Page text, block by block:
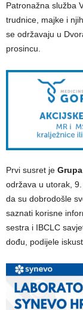
Patronažna služba
trudnice, majke i
se održavaju u
prosincu.
Prvi susret je
održava u utorak,
da su dobrodošle
saznati korisne
sestra i IBCLC
dođu, podijele